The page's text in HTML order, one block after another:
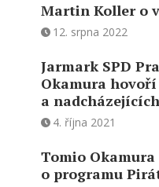
Martin Koller o
12. srpna 2022
Jarmark SPD
Okamura
a
4. října 2021
Tomio
o programu